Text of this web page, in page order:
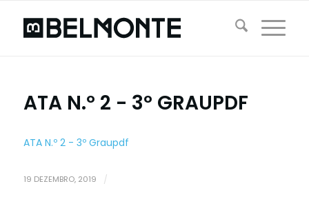
ATA N.º 2 - 3º GRAUPDF
ATA N.º 2 - 3º Graupdf
19 DEZEMBRO, 2019 /